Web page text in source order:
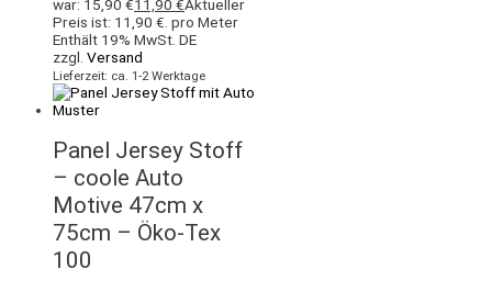
war: 15,90 €11,90 €Aktueller
Preis ist: 11,90 €. pro Meter
Enthält 19% MwSt. DE
zzgl. Versand
Lieferzeit: ca. 1-2 Werktage
Panel Jersey Stoff
– coole Auto
Motive 47cm x
75cm – Öko-Tex
100